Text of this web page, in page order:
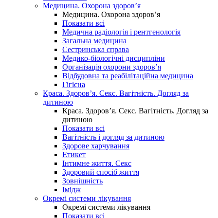
Медицина. Охорона здоров’я
Медицина. Охорона здоров’я
Показати всі
Медична радіологія і рентгенологія
Загальна медицина
Сестринська справа
Медико-біологічні дисципліни
Організація охорони здоров’я
Відбудовна та реабілітаційна медицина
Гігієна
Краса. Здоров’я. Секс. Вагітність. Догляд за
дитиною
Краса. Здоров’я. Секс. Вагітність. Догляд за
дитиною
Показати всі
Вагітність і догляд за дитиною
Здорове харчування
Етикет
Інтимне життя. Секс
Здоровий спосіб життя
Зовнішність
Імідж
Окремі системи лікування
Окремі системи лікування
Показати всі